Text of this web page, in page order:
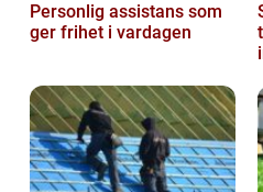
Personlig assistans som
ger frihet i vardagen